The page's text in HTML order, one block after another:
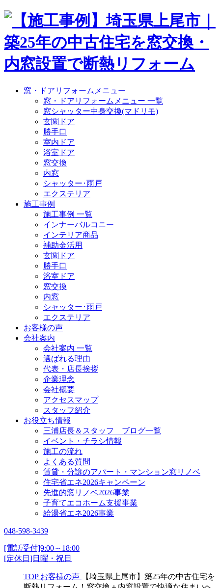
窓・ドアリフォームメニュー
窓・ドアリフォームメニュー 一覧
窓シャッター中身交換(マドリモ)
玄関ドア
勝手口
室内ドア
浴室ドア
窓交換
内窓
シャッター･雨戸
エクステリア
施工事例
施工事例 一覧
インナーバルコニー
インテリア商品
補助金活用
玄関ドア
勝手口
浴室ドア
窓交換
内窓
シャッター･雨戸
エクステリア
お客様の声
会社案内
会社案内 一覧
選ばれる理由
代表・店長挨拶
企業理念
会社概要
アクセスマップ
スタッフ紹介
お役立ち情報
三浦店長＆スタッフ ブログ一覧
イベント・チラシ情報
施工の流れ
よくある質問
賃貸・分譲のアパート・マンション窓リノベ
住宅省エネ2026キャンペーン
先進的窓リノベ2026事業
子育てエコホーム支援事業
給湯省エネ2026事業
048-598-3439
[電話受付]9:00～18:00
[定休日]日曜・祝日
TOP お客様の声
【埼玉県上尾市】築25年の中古住宅を